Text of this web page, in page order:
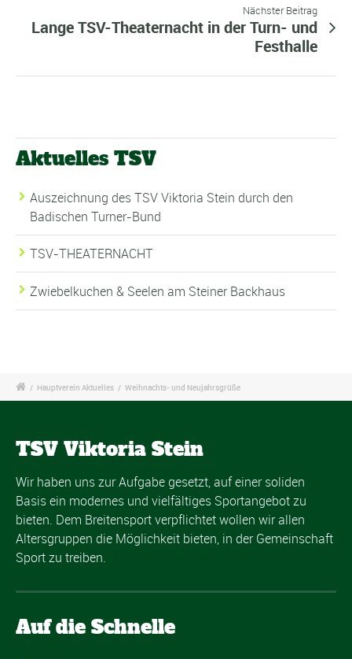
Nächster Beitrag
Lange TSV-Theaternacht in der Turn- und
Festhalle
Aktuelles TSV
Auszeichnung des TSV Viktoria Stein durch den
Badischen Turner-Bund
TSV-THEATERNACHT
Zwiebelkuchen & Seelen am Steiner Backhaus
/ Hauptverein Aktuelles / Weihnachts- und Neujahrsgrüße
TSV Viktoria Stein
Wir haben uns zur Aufgabe gesetzt, auf einer soliden
Basis ein modernes und vielfältiges Sportangebot zu
bieten. Dem Breitensport verpflichtet wollen wir allen
Altersgruppen die Möglichkeit bieten, in der Gemeinschaft
Sport zu treiben.
Auf die Schnelle